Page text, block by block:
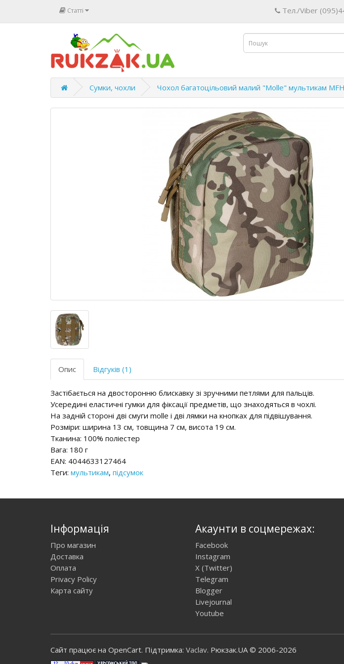
Статті Тел./Viber
Сумки, чохли Чохол багатоцільовий малий "Molle" мультикам MFH
Опис Відгуків (1)
Застібається на двосторонню блискавку зі зручними петлями для пальців.
Усередині еластичні гумки для фіксації предметів, що знаходяться в чохлі.
На задній стороні дві смуги molle і дві лямки на кнопках для підвішування.
Розміри: ширина 13 см, товщина 7 см, висота 19 см.
Тканина: 100% поліестер
Вага: 180 г
EAN: 4044633127464
Теги: мультикам, підсумок
Інформація
Про магазин
Доставка
Оплата
Privacy Policy
Карта сайту
Акаунти в соцмережах:
Facebook
Instagram
X (Twitter)
Telegram
Blogger
Livejournal
Youtube
Сайт працює на OpenCart. Підтримка: Vaclav. Рюкзак.UA © 2006-2026